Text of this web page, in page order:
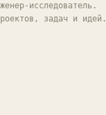
исследователь.
задач и идей.